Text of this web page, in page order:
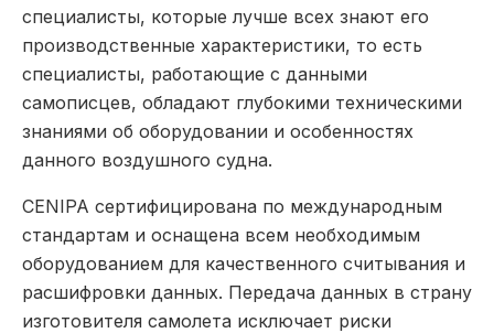
специалисты, которые лучше всех знают его
производственные характеристики, то есть
специалисты, работающие с данными
самописцев, обладают глубокими техническими
знаниями об оборудовании и особенностях
данного воздушного судна.
CENIPA сертифицирована по международным
стандартам и оснащена всем необходимым
оборудованием для качественного считывания и
расшифровки данных. Передача данных в страну
изготовителя самолета исключает риски